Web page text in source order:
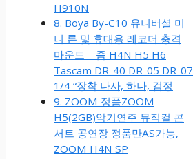
H910N
8. Boya By-C10 유니버셜 미
니 론 및 휴대용 레코더 충격
마운트 – 줌 H4N H5 H6
Tascam DR-40 DR-05 DR-07
1/4 “장착 나사, 하나, 검정
9. ZOOM 정품ZOOM
H5(2GB)악기연주 뮤직컬 콘
서트 공연장 정품만AS가능,
ZOOM H4N SP